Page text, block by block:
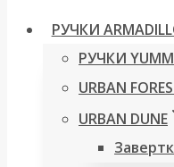
РУЧКИ
РУЧКИ
URBAN
URBAN DUNE